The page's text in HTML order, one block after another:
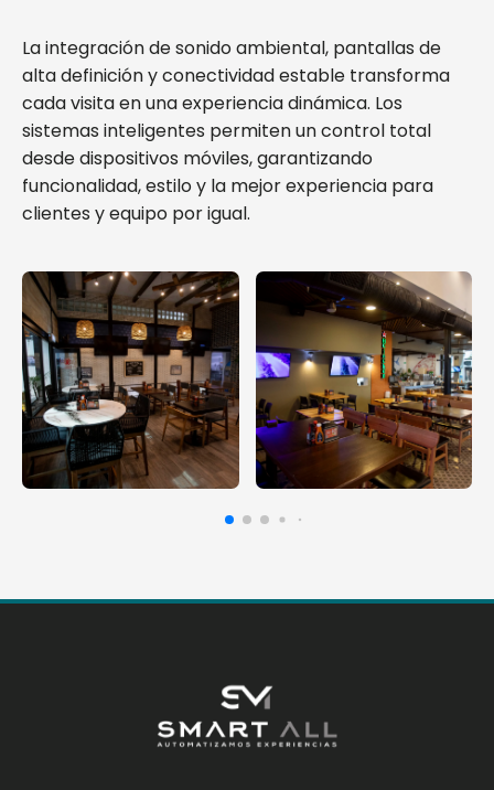
La integración de sonido ambiental, pantallas de
alta definición y conectividad estable transforma
cada visita en una experiencia dinámica. Los
sistemas inteligentes permiten un control total
desde dispositivos móviles, garantizando
funcionalidad, estilo y la mejor experiencia para
clientes y equipo por igual.